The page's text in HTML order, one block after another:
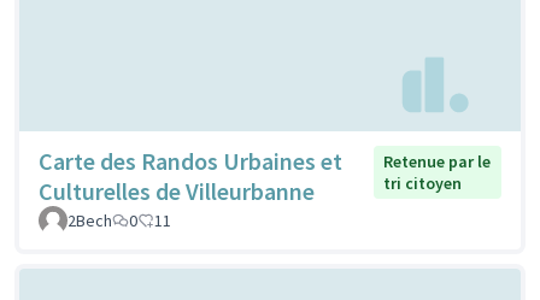
Carte des Randos Urbaines et
Culturelles de Villeurbanne
Retenue par le
tri citoyen
2Bech
0 11